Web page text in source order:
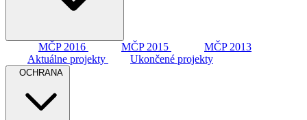
MČP 2016 MČP 2015
MČP 2013
Aktuálne projekty
Ukončené projekty
OCHRANA